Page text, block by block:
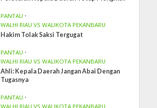
PANTAU •
WALHI RIAU VS WALIKOTA PEKANBARU
Hakim Tolak Saksi Tergugat
PANTAU •
WALHI RIAU VS WALIKOTA PEKANBARU
Ahli: Kepala Daerah Jangan Abai Dengan
Tugasnya
PANTAU •
WALHI RIAU VS WALIKOTA PEKANBARU